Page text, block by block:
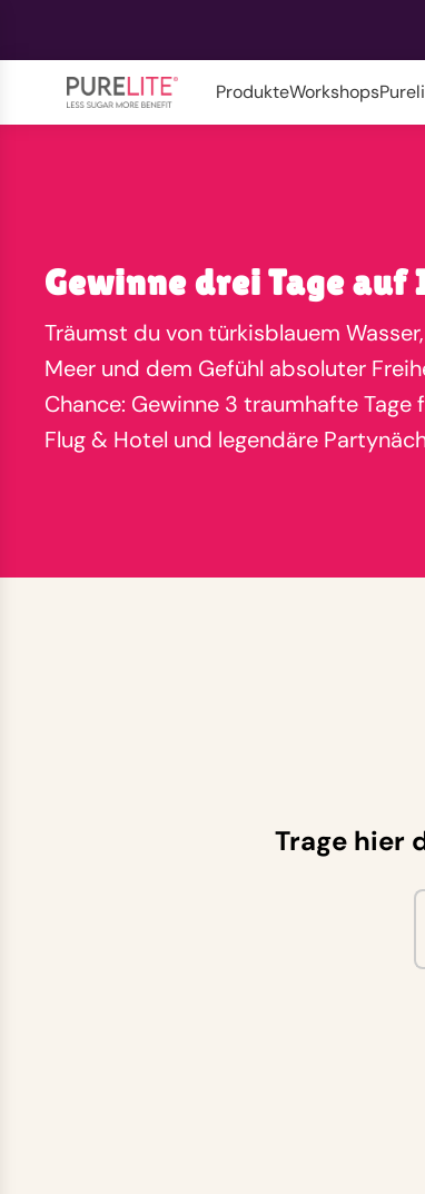
ProdukteWorkshops
Gewinne drei Tage auf
Träumst du von türkisblauem
Meer und dem Gefühl absoluter
Chance: Gewinne 3 traumhafte Tage
Flug & Hotel und legendäre
Trage hier